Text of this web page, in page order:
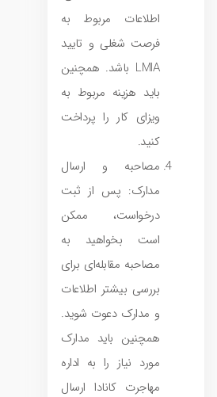
اطلاعات مربوط به
فرصت شغلی و تایید
LMIA باشد. همچنین
باید هزینه مربوط به
ویزای کار را پرداخت
کنید.
مصاحبه و ارسال
مدارک: پس از ثبت
درخواست، ممکن
است بخواهید به
مصاحبه مقابله‌ای برای
بررسی بیشتر اطلاعات
و مدارک دعوت شوید.
همچنین باید مدارک
مورد نیاز را به اداره
مهاجرت کانادا ارسال